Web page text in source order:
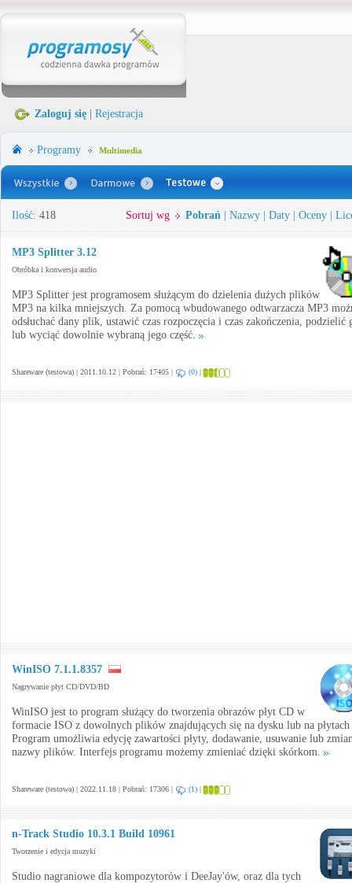
Zaloguj się Rejestracja
Programy Multimedia
Ilość: 418 Sortuj wg Pobrań Nazwy Daty Oceny
MP3 Splitter 3.12
Obróbka i konwersja audio
MP3 Splitter jest programosem służącym do dzielenia dużych plików
MP3 na kilka mniejszych. Za pomocą wbudowanego odtwarzacza MP3
odsłuchać dany plik, ustawić czas rozpoczęcia i czas zakończenia, podzielić
lub wyciąć dowolnie wybraną jego część.
Shareware (testowa) | 2011.10.12 | Pobrań: 17405 | (0) |
WinISO 7.1.1.8357
Nagrywanie płyt CD/DVD/BD
WinISO jest to program służący do tworzenia obrazów płyt CD w
formacie ISO z dowolnych plików znajdujących się na dysku lub na
Program umożliwia edycję zawartości płyty, dodawanie, usuwanie lub
nazwy plików. Interfejs programu możemy zmieniać dzięki skórkom.
Shareware (testowa) | 2022.11.18 | Pobrań: 17306 | (1) |
n-Track Studio 10.3.1 Build 10961
Tworzenie i edycja muzyki
Studio nagraniowe dla kompozytorów i DeeJay'ów, oraz dla tych